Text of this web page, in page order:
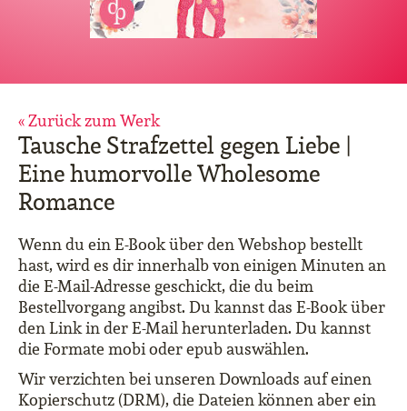
« Zurück zum Werk
Tausche Strafzettel gegen Liebe |
Eine humorvolle Wholesome
Romance
Wenn du ein E-Book über den Webshop bestellt
hast, wird es dir innerhalb von einigen Minuten an
die E-Mail-Adresse geschickt, die du beim
Bestellvorgang angibst. Du kannst das E-Book über
den Link in der E-Mail herunterladen. Du kannst
die Formate mobi oder epub auswählen.
Wir verzichten bei unseren Downloads auf einen
Kopierschutz (DRM), die Dateien können aber ein